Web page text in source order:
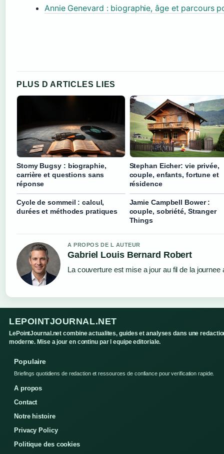
Annie Genevard : biographie, âge et parcours
PLUS D ARTICLES LIES
Stomy Bugsy : biographie,
carrière et questions sans
réponse
Stephan Eicher: vie privée,
couple, enfants, fortune et
résidence
Cycle de sommeil : calcul,
durées et méthodes pratiques
Jamie Campbell Bower :
couple, sobriété, Stranger
Things
A PROPOS DE L AUTEUR
Gabriel Louis Bernard Robert
La couverture est mise a jour au fil de la
LEPOINTJOURNAL.NET
LePointJournal.net combine actualites, guides et analyses dans une
moderne. Mise a jour en continu par l equipe editoriale.
Populaire
Briefings quotidiens de redaction et ressources de confiance pour verification rapide.
A propos
Contact
Notre histoire
Privacy Policy
Politique des cookies